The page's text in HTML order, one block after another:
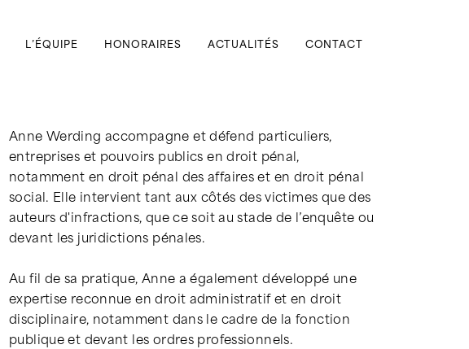
L’ÉQUIPE HONORAIRES ACTUALITÉS CONTACT
Anne Werding accompagne et défend particuliers,
entreprises et pouvoirs publics en droit pénal,
notamment en droit pénal des affaires et en droit pénal
social. Elle intervient tant aux côtés des victimes que des
auteurs d'infractions, que ce soit au stade de l’enquête ou
devant les juridictions pénales.
Au fil de sa pratique, Anne a également développé une
expertise reconnue en droit administratif et en droit
disciplinaire, notamment dans le cadre de la fonction
publique et devant les ordres professionnels.